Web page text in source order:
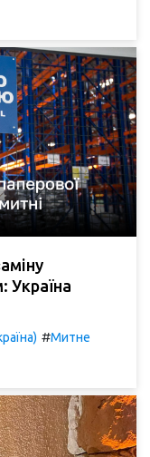
Україна
#Митне